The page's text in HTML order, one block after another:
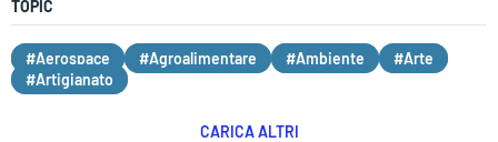
TOPIC
#Aerospace #Agroalimentare #Ambiente
#Arte
#Artigianato
CARICA ALTRI